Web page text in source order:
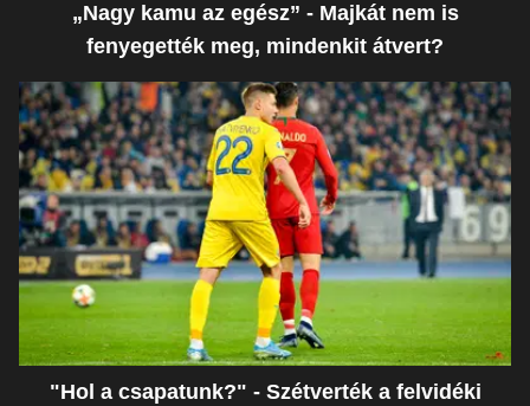
„Nagy kamu az egész” - Majkát nem is
fenyegették meg, mindenkit átvert?
"Hol a csapatunk?" - Szétverték a felvidéki